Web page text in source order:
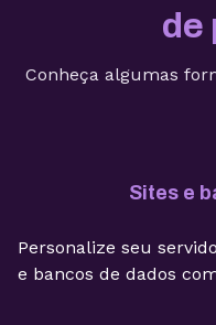
de
Conheça algumas
Sites e
Personalize seu
e bancos de dados